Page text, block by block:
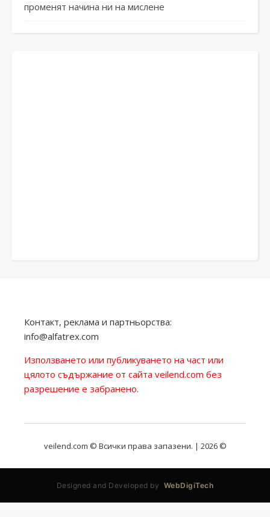
променят начина ни на мислене
Контакт, реклама и партньорства:
info@alfatrex.com
Използването или публикуването на част или
цялото съдържание от сайта veilend.com без
разрешение е забранено.
veilend.com © Всички права запазени. | 2026 ©
Designed and Developed by WebDigiTech